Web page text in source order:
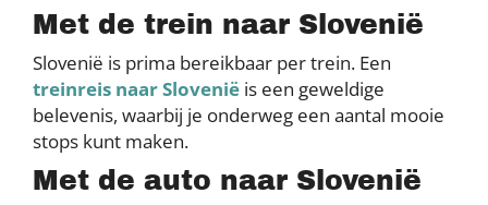
Met de trein naar Slovenië
Slovenië is prima bereikbaar per trein. Een
treinreis naar Slovenië is een geweldige
belevenis, waarbij je onderweg een aantal mooie
stops kunt maken.
Met de auto naar Slovenië